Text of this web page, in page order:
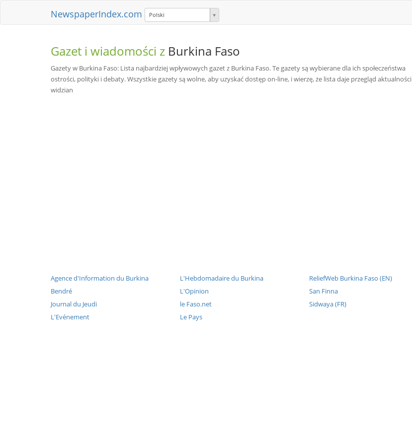
NewspaperIndex.com Polski
Gazet i wiadomości z Burkina Faso
Gazety w Burkina Faso: Lista najbardziej wpływowych gazet z Burkina Faso. Te gazety są wybierane dla ich społeczeństwa
ostrości, polityki i debaty. Wszystkie gazety są wolne, aby uzyskać dostęp on-line, i wierzę, że lista daje przegląd aktualności
widzian
Agence d'Information du Burkina
Bendré
Journal du Jeudi
L'Evénement
L'Hebdomadaire du Burkina
L'Opinion
le Faso.net
Le Pays
ReliefWeb Burkina Faso (EN)
San Finna
Sidwaya (FR)